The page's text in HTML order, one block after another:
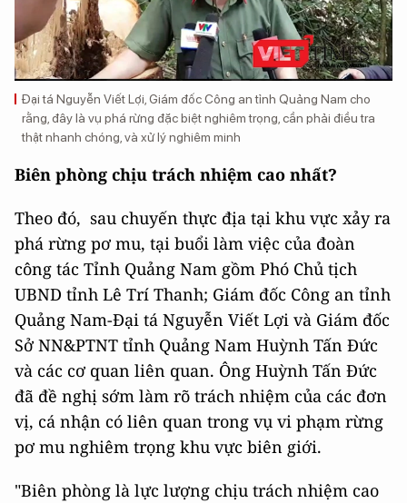
Đại tá Nguyễn Viết Lợi, Giám đốc Công an tỉnh Quảng Nam cho
rằng, đây là vụ phá rừng đặc biệt nghiêm trọng, cần phải điều tra
thật nhanh chóng, và xử lý nghiêm minh
Biên phòng chịu trách nhiệm cao nhất?
Theo đó, sau chuyến thực địa tại khu vực xảy ra
phá rừng pơ mu, tại buổi làm việc của đoàn
công tác Tỉnh Quảng Nam gồm Phó Chủ tịch
UBND tỉnh Lê Trí Thanh; Giám đốc Công an tỉnh
Quảng Nam-Đại tá Nguyễn Viết Lợi và Giám đốc
Sở NN&PTNT tỉnh Quảng Nam Huỳnh Tấn Đức
và các cơ quan liên quan. Ông Huỳnh Tấn Đức
đã đề nghị sớm làm rõ trách nhiệm của các đơn
vị, cá nhận có liên quan trong vụ vi phạm rừng
pơ mu nghiêm trọng khu vực biên giới.
"Biên phòng là lực lượng chịu trách nhiệm cao